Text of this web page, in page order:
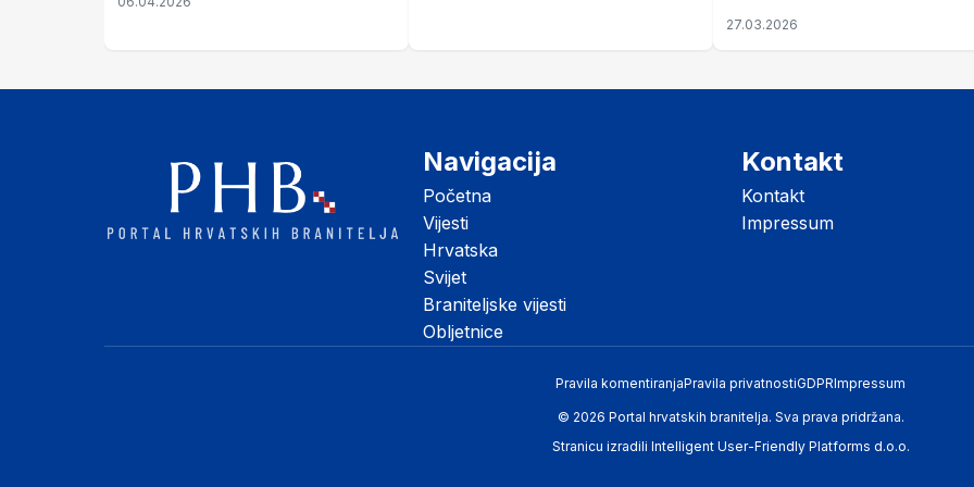
koji je Jugoslaviju odveo u
27.03.2026
Navigacija
Početna
Vijesti
Hrvatska
Svijet
Braniteljske vijesti
Obljetnice
Kontakt
Kontakt
Impressum
Pravila komentiranjaPravila privatnostiGDPRImpressum
© 2026 Portal hrvatskih branitelja. Sva prava pridržana.
Stranicu izradili Intelligent User-Friendly Platforms d.o.o.